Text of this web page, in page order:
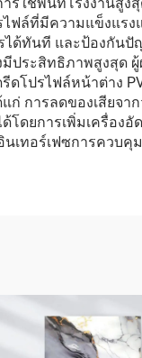
ไฟล์ที่มีความแข็งแ
ได้ทันที และป้องกัน
ประสิทธิภาพสูงสุด
ดโปรไฟล์หน้าต่าง
ก่ การลดของเสียจ
โดยการเพิ่มเครื่อ
นเทอร์เฟซการควบ